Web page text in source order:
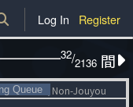
Log In Register
32/2136 間
Non-Jouyou
Queue